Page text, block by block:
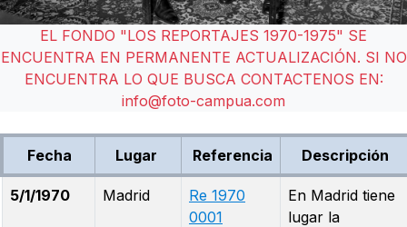
EL FONDO "LOS REPORTAJES 1970-1975" SE
ENCUENTRA EN PERMANENTE ACTUALIZACIÓN. SI NO
ENCUENTRA LO QUE BUSCA CONTACTENOS EN:
info@foto-campua.com
Fecha Lugar Referencia Descripción
5/1/1970 Madrid
Re 1970
0001
En Madrid tiene
lugar la